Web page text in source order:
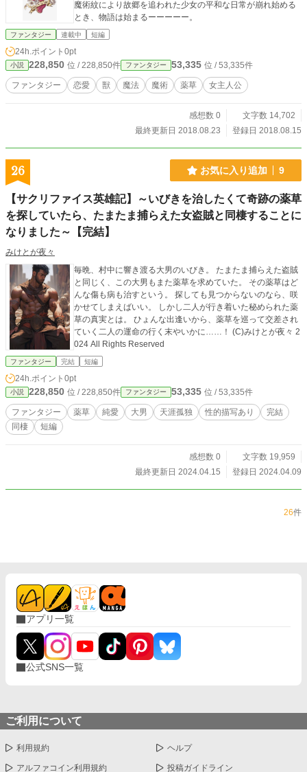
魔術紋により故郷を追われた少女の平和な日常が崩れ始める
とき、物語は始まるーーーーー。
ファンタジー 連載中 短編
24h.ポイント 0pt
小説 228,850 位 / 228,850件 ファンタジー 53,335 位 / 53,335件
ファンタジー 恋愛 獣 魔法 魔術 薬草 女主人公
感想数 0
文字数 14,702
最終更新日 2018.08.23
登録日 2018.08.15
26 お気に入り追加 9
【サクリファイス英雄記】～いびきを治したくて奇跡の薬草
を探していたら、たまたま捕らえた女盗賊と同棲することに
なりました～【完結】
みけとが夜々
毎晩、村中に響き渡る大男のいびき。 たまたま捕らえた盗賊
と同じく、この大男もまた薬草を求めていた。 その薬草はど
んな傷も病も治すという。 探しても見つからないのなら、咲
かせてしまえばいい。 しかし二人が行き着いた秘められた薬
草の真実とは。 ひょんな出逢いから、薬草を巡って交差され
ていく二人の運命の行く末やいかに……！ (C)みけとが夜々 2
024 All Rights Reserved
ファンタジー 完結 短編
24h.ポイント 0pt
小説 228,850 位 / 228,850件 ファンタジー 53,335 位 / 53,335件
ファンタジー 薬草 純愛 大男 天涯孤独 性的描写あり
完結
同棲
短編
感想数 0
文字数 19,959
最終更新日 2024.04.15
登録日 2024.04.09
26件
アプリ一覧
公式SNS一覧
ご利用について
利用規約 ヘルプ
アルファコイン利用規約 投稿ガイドライン